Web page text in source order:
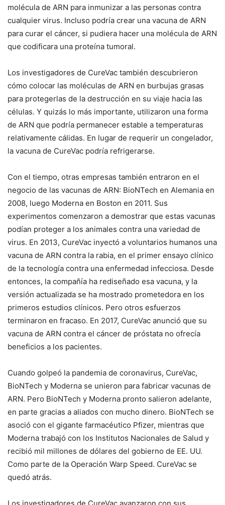
molécula de ARN para inmunizar a las personas contra
cualquier virus. Incluso podría crear una vacuna de ARN
para curar el cáncer, si pudiera hacer una molécula de ARN
que codificara una proteína tumoral.
Los investigadores de CureVac también descubrieron
cómo colocar las moléculas de ARN en burbujas grasas
para protegerlas de la destrucción en su viaje hacia las
células. Y quizás lo más importante, utilizaron una forma
de ARN que podría permanecer estable a temperaturas
relativamente cálidas. En lugar de requerir un congelador,
la vacuna de CureVac podría refrigerarse.
Con el tiempo, otras empresas también entraron en el
negocio de las vacunas de ARN: BioNTech en Alemania en
2008, luego Moderna en Boston en 2011. Sus
experimentos comenzaron a demostrar que estas vacunas
podían proteger a los animales contra una variedad de
virus. En 2013, CureVac inyectó a voluntarios humanos una
vacuna de ARN contra la rabia, en el primer ensayo clínico
de la tecnología contra una enfermedad infecciosa. Desde
entonces, la compañía ha rediseñado esa vacuna, y la
versión actualizada se ha mostrado prometedora en los
primeros estudios clínicos. Pero otros esfuerzos
terminaron en fracaso. En 2017, CureVac anunció que su
vacuna de ARN contra el cáncer de próstata no ofrecía
beneficios a los pacientes.
Cuando golpeó la pandemia de coronavirus, CureVac,
BioNTech y Moderna se unieron para fabricar vacunas de
ARN. Pero BioNTech y Moderna pronto salieron adelante,
en parte gracias a aliados con mucho dinero. BioNTech se
asoció con el gigante farmacéutico Pfizer, mientras que
Moderna trabajó con los Institutos Nacionales de Salud y
recibió mil millones de dólares del gobierno de EE. UU.
Como parte de la Operación Warp Speed. CureVac se
quedó atrás.